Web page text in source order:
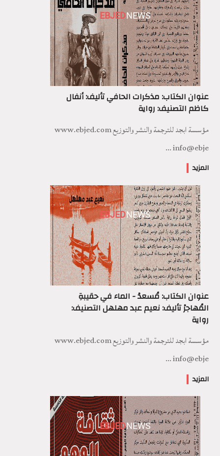
EBJEDNEWS
عنوان الكتاب: مذكرات الحافي تأليف: أنفال
كاظم التصنيف: رواية
مؤسسة ابجد للترجمة والنشر والتوزيع www.ebjed.com
info@ebje ...
المزيد
EBJEDNEWS
عنوان الكتاب: مُسعدْ - الماء في حقيبةِ
المُهاجرْ تأليف: نعيم عبد مهلهل التصنيف:
رواية
مؤسسة ابجد للترجمة والنشر والتوزيع www.ebjed.com
info@ebje ...
المزيد
EBJEDNEWS